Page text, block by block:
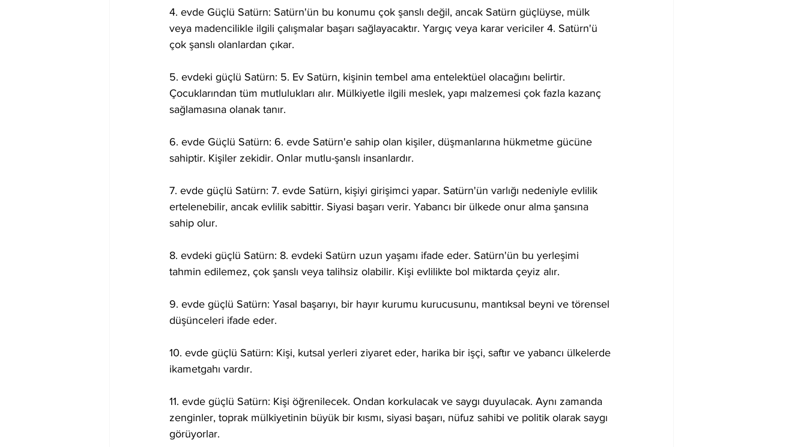
4. evde Güçlü Satürn: Satürn'ün bu konumu çok şanslı değil, ancak Satürn güçlüyse, mülk
veya madencilikle ilgili çalışmalar başarı sağlayacaktır. Yargıç veya karar vericiler 4. Satürn'ü
çok şanslı olanlardan çıkar.
5. evdeki güçlü Satürn: 5. Ev Satürn, kişinin tembel ama entelektüel olacağını belirtir.
Çocuklarından tüm mutlulukları alır. Mülkiyetle ilgili meslek, yapı malzemesi çok fazla kazanç
sağlamasına olanak tanır.
6. evde Güçlü Satürn: 6. evde Satürn'e sahip olan kişiler, düşmanlarına hükmetme gücüne
sahiptir. Kişiler zekidir. Onlar mutlu-şanslı insanlardır.
7. evde güçlü Satürn: 7. evde Satürn, kişiyi girişimci yapar. Satürn'ün varlığı nedeniyle evlilik
ertelenebilir, ancak evlilik sabittir. Siyasi başarı verir. Yabancı bir ülkede onur alma şansına
sahip olur.
8. evdeki güçlü Satürn: 8. evdeki Satürn uzun yaşamı ifade eder. Satürn'ün bu yerleşimi
tahmin edilemez, çok şanslı veya talihsiz olabilir. Kişi evlilikte bol miktarda çeyiz alır.
9. evde güçlü Satürn: Yasal başarıyı, bir hayır kurumu kurucusunu, mantıksal beyni ve törensel
düşünceleri ifade eder.
10. evde güçlü Satürn: Kişi, kutsal yerleri ziyaret eder, harika bir işçi, saftır ve yabancı ülkelerde
ikametgahı vardır.
11. evde güçlü Satürn: Kişi öğrenilecek. Ondan korkulacak ve saygı duyulacak. Aynı zamanda
zenginler, toprak mülkiyetinin büyük bir kısmı, siyasi başarı, nüfuz sahibi ve politik olarak saygı
görüyorlar.